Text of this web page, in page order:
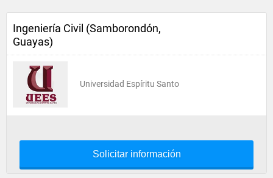
Ingeniería Civil (Samborondón,
Guayas)
Universidad Espíritu Santo
Solicitar información